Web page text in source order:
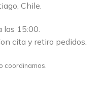
Chile.
las 15:00.
cita y retiro pedidos.
coordinamos.